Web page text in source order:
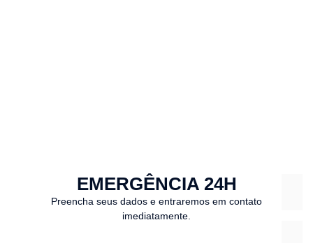
EMERGÊNCIA 24H
Preencha seus dados e entraremos em contato
imediatamente.